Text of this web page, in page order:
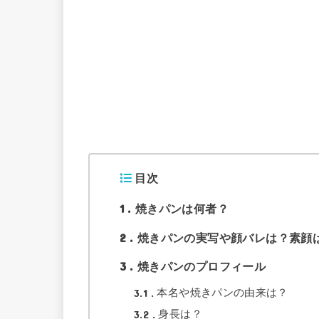
目次
1 焼きパンは何者？
2 焼きパンの実写や顔バレは？素顔
3 焼きパンのプロフィール
3.1 本名や焼きパンの由来は？
3.2 身長は？